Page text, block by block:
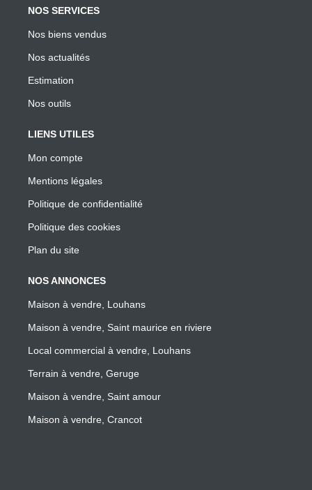
NOS SERVICES
Nos biens vendus
Nos actualités
Estimation
Nos outils
LIENS UTILES
Mon compte
Mentions légales
Politique de confidentialité
Politique des cookies
Plan du site
NOS ANNONCES
Maison à vendre, Louhans
Maison à vendre, Saint maurice en riviere
Local commercial à vendre, Louhans
Terrain à vendre, Geruge
Maison à vendre, Saint amour
Maison à vendre, Crancot